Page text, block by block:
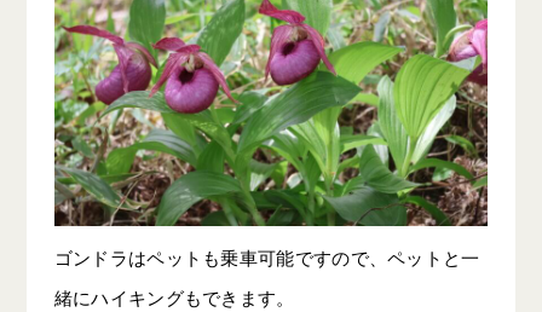
ゴンドラはペットも乗車可能ですので、ペットと一
緒にハイキングもできます。